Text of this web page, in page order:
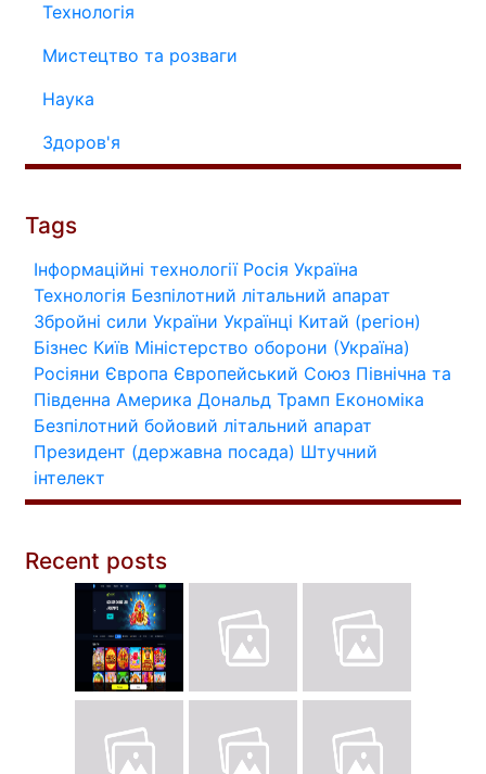
Технологія
Мистецтво та розваги
Наука
Здоров'я
Tags
Інформаційні технології Росія Україна
Технологія Безпілотний літальний апарат
Збройні сили України Українці Китай (регіон)
Бізнес Київ Міністерство оборони (Україна)
Росіяни Європа Європейський Союз Північна та
Південна Америка Дональд Трамп Економіка
Безпілотний бойовий літальний апарат
Президент (державна посада) Штучний
інтелект
Recent posts